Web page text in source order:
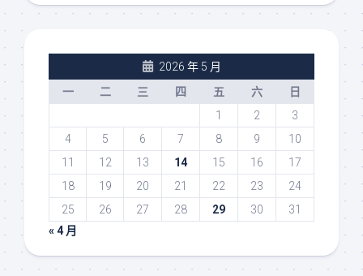
2026 年 5 月
一
二 三 四 五 六
日
1
2
3
4
5 6 7 8 9
10
11
12 13 14 15 16
17
18
19 20 21 22 23
24
25
26 27 28 29 30
31
« 4 月